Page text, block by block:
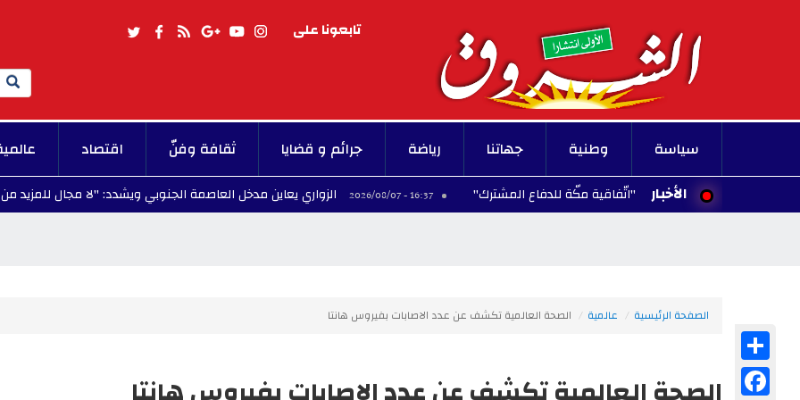
تابعونا على
Search
سياسة وطنية جهاتنا رياضة جرائم و قضايا ثقافة وفنّ اقتصاد
الأخبار
وباكستان تُوقّع "اتّفاقية مكّة للدفاع المشترك" 16:37 - 2026/08/07 الزواري يعاين مدخل العاصمة الجنوبي ويشدد: "لا مجال للمزيد من التأخير في
الصفحة الرئيسية عالمية الصحة العالمية تكشف عن عدد الاصابات بفيروس هانتا
Facebook